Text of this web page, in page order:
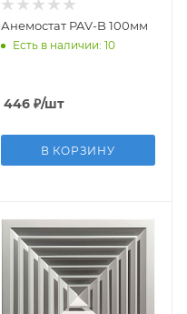
Анемостат PAV-B 100мм
Есть в наличии: 10
446₽/шт
В КОРЗИНУ